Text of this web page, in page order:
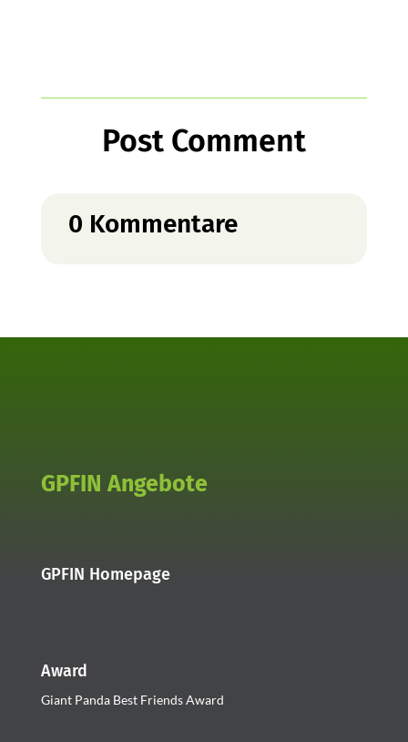
Post Comment
0 Kommentare
GPFIN Angebote
GPFIN Homepage
Award
Giant Panda Best Friends Award